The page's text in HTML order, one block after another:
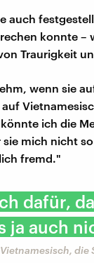
auch
konnte –
Traurigkeit
wenn sie
ich die
mich nicht
fremd."
dafür,
ja auch
die